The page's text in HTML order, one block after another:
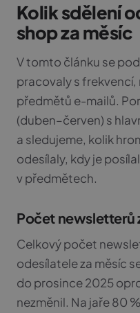
Kolik sdělení
shop za měsíc
V tomto článku se
pracovaly s
předmětů e-mailů.
(duben–červen) s
a sledujeme, kolik
odesílaly, kdy je
v předmětech.
Počet newsletterů
Celkový počet
odesílatele za měsíc
do prosince 2025
nezměnil. Na jaře 80